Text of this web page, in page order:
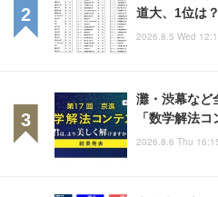
道大、1位は？
2026.8.5 Wed
灘・渋幕など
「数学解法
2026.8.6 Thu